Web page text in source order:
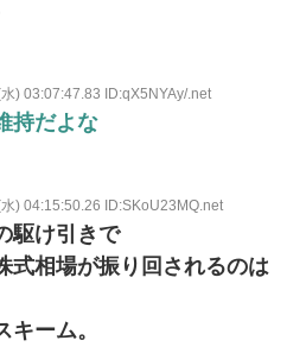
) 03:07:47.83 ID:qX5NYAy/.net
持だよな
) 04:15:50.26 ID:SKoU23MQ.net
駆け引きで
式相場が振り回されるのは
ーム。